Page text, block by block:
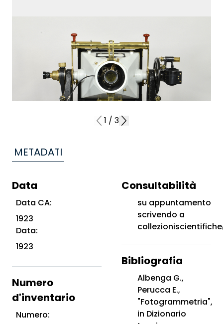
1 / 3
METADATI
Data
Data CA:
1923
Data:
1923
Numero
d'inventario
Numero:
Consultabilità
su appuntamento
scrivendo a
Bibliografia
Albenga G.,
Perucca E.,
"Fotogrammetria",
in Dizionario